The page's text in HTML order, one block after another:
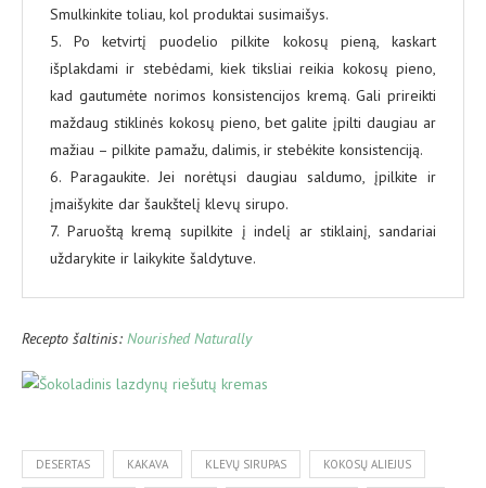
Smulkinkite toliau, kol produktai susimaišys.
5. Po ketvirtį puodelio pilkite kokosų pieną, kaskart
išplakdami ir stebėdami, kiek tiksliai reikia kokosų pieno,
kad gautumėte norimos konsistencijos kremą. Gali prireikti
maždaug stiklinės kokosų pieno, bet galite įpilti daugiau ar
mažiau – pilkite pamažu, dalimis, ir stebėkite konsistenciją.
6. Paragaukite. Jei norėtųsi daugiau saldumo, įpilkite ir
įmaišykite dar šaukštelį klevų sirupo.
7. Paruoštą kremą supilkite į indelį ar stiklainį, sandariai
uždarykite ir laikykite šaldytuve.
Recepto šaltinis: Nourished Naturally
DESERTAS KAKAVA KLEVŲ SIRUPAS KOKOSŲ ALIEJUS